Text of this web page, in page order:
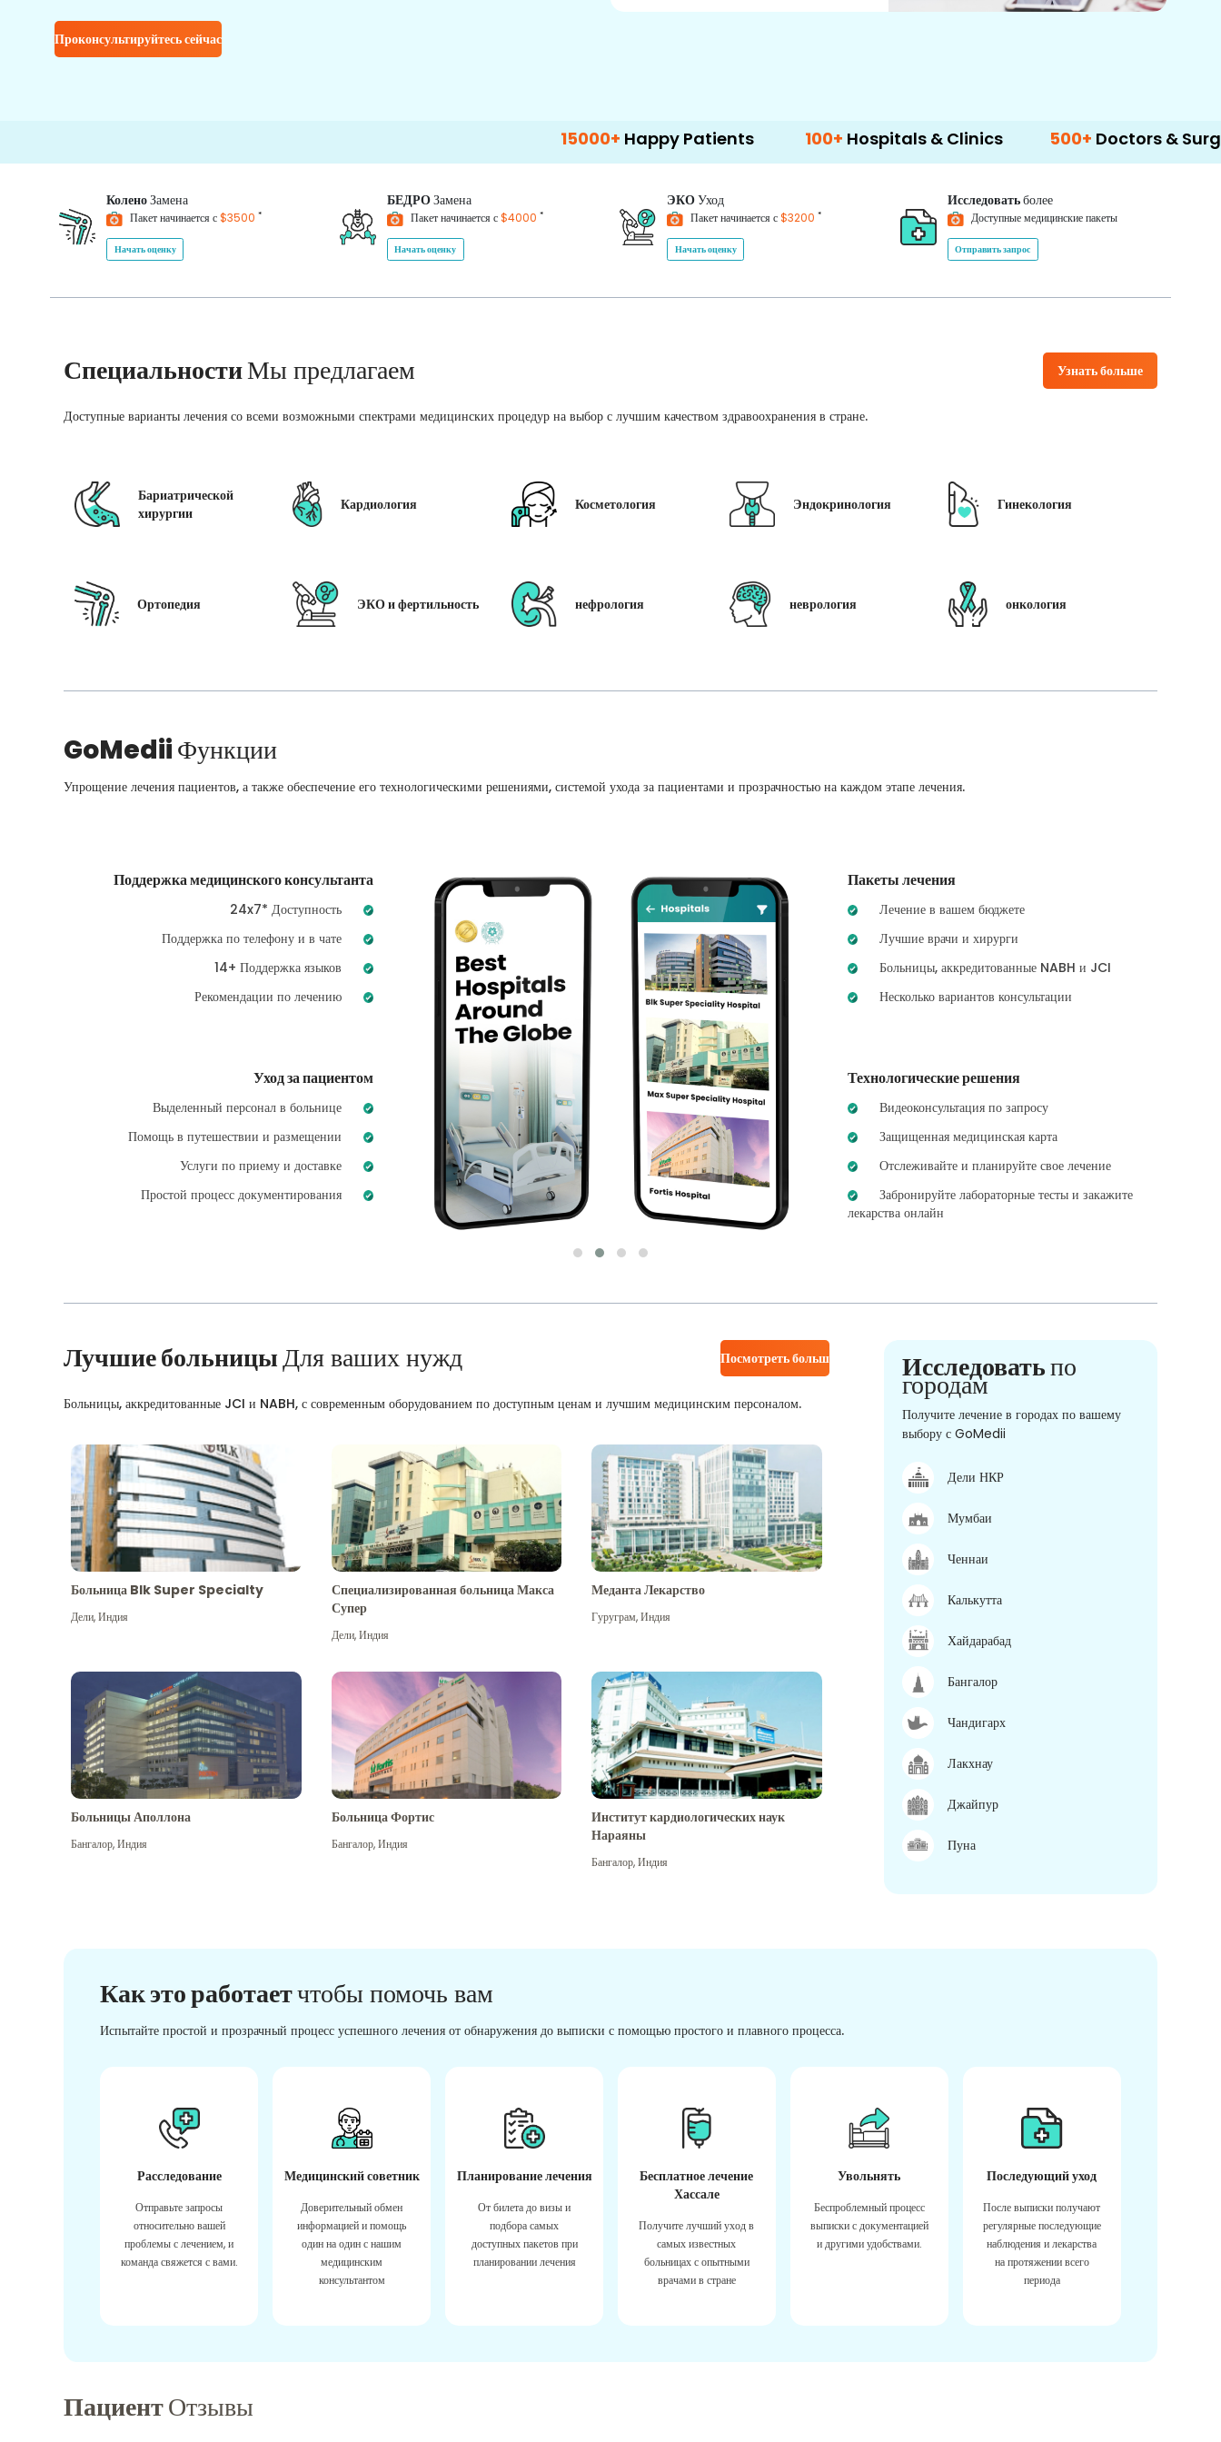
Проконсультируйтесь сейчас
Happy Patients 100+Hospitals & Clinics 500+Doctors & Surgeons
КоленоЗамена
Пакет начинается с$3500 *
Начать оценку
БЕДРОЗамена
Пакет начинается с$4000 *
Начать оценку
ЭКОУход
Пакет начинается с$3200 *
Начать оценку
Исследоватьболее
Доступные медицинские пакеты
Отправить запрос
СпециальностиМы предлагаем Узнать больше
Доступные варианты лечения со всеми возможными спектрами медицинских процедур на выбор с лучшим качеством здравоохранения в стране.
Бариатрической
хирургии
Кардиология Косметология Эндокринология Гинекология
Ортопедия ЭКО и фертильность нефрология неврология онкология
GoMediiФункции
Упрощение лечения пациентов, а также обеспечение его технологическими решениями, системой ухода за пациентами и прозрачностью на каждом этапе лечения.
Поддержка медицинского консультанта
24x7* Доступность
Поддержка по телефону и в чате
14+ Поддержка языков
Рекомендации по лечению
Уход за пациентом
Выделенный персонал в больнице
Помощь в путешествии и размещении
Услуги по приему и доставке
Простой процесс документирования
Пакеты лечения
Лечение в вашем бюджете
Лучшие врачи и хирурги
Больницы, аккредитованные NABH и JCI
Несколько вариантов консультации
Технологические решения
Видеоконсультация по запросу
Защищенная медицинская карта
Отслеживайте и планируйте свое лечение
Забронируйте лабораторные тесты и закажите
лекарства онлайн
Лучшие больницыДля ваших нужд Посмотреть больше
Больницы, аккредитованные JCI и NABH, с современным оборудованием по доступным ценам и лучшим медицинским персоналом.
Больница Blk Super Specialty
Дели,Индия
Специализированная больница Макса
Супер
Дели,Индия
Меданта Лекарство
Гуруграм,Индия
Больницы Аполлона
Бангалор,Индия
Больница Фортис
Бангалор,Индия
Институт кардиологических наук
Нараяны
Бангалор,Индия
Исследоватьпо
городам
Получите лечение в городах по вашему
выбору с GoMedii
Дели НКР
Мумбаи
Ченнаи
Калькутта
Хайдарабад
Бангалор
Чандигарх
Лакхнау
Джайпур
Пуна
Как это работаетчтобы помочь вам
Испытайте простой и прозрачный процесс успешного лечения от обнаружения до выписки с помощью простого и плавного процесса.
Расследование
Отправьте запросы
относительно вашей
проблемы с лечением, и
команда свяжется с вами.
Медицинский советник
Доверительный обмен
информацией и помощь
один на один с нашим
медицинским
консультантом
Планирование лечения
От билета до визы и
подбора самых
доступных пакетов при
планировании лечения
Бесплатное лечение
Хассале
Получите лучший уход в
самых известных
больницах с опытными
врачами в стране
Увольнять
Беспроблемный процесс
выписки с документацией
и другими удобствами.
Последующий уход
После выписки получают
регулярные последующие
наблюдения и лекарства
на протяжении всего
периода
ПациентОтзывы